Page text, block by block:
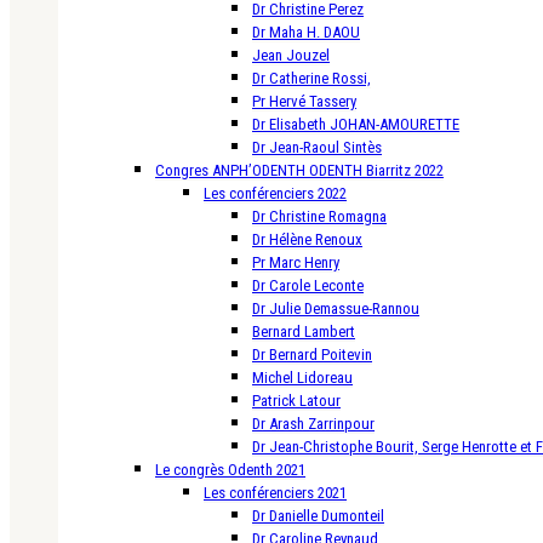
Dr Christine Perez
Dr Maha H. DAOU
Jean Jouzel
Dr Catherine Rossi,
Pr Hervé Tassery
Dr Elisabeth JOHAN-AMOURETTE
Dr Jean-Raoul Sintès
Congres ANPH’ODENTH ODENTH Biarritz 2022
Les conférenciers 2022
Dr Christine Romagna
Dr Hélène Renoux
Pr Marc Henry
Dr Carole Leconte
Dr Julie Demassue-Rannou
Bernard Lambert
Dr Bernard Poitevin
Michel Lidoreau
Patrick Latour
Dr Arash Zarrinpour
Dr Jean-Christophe Bourit, Serge Henrotte et
Le congrès Odenth 2021
Les conférenciers 2021
Dr Danielle Dumonteil
Dr Caroline Reynaud